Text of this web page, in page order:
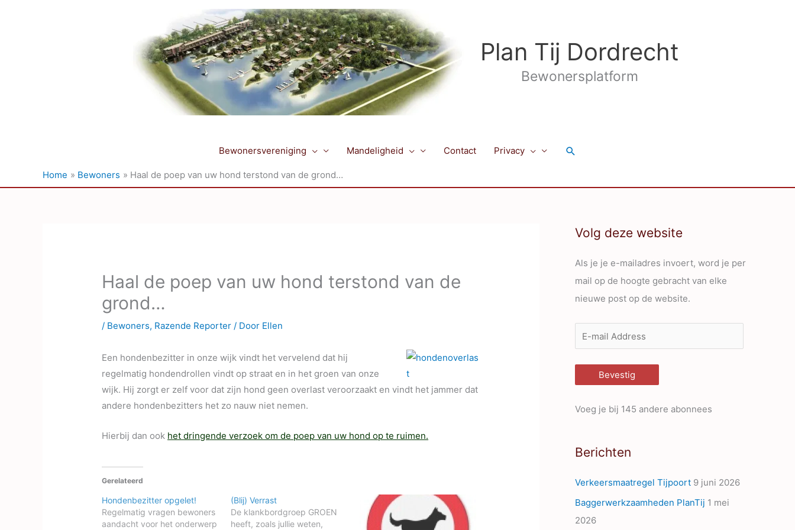
Plan Tij Dordrecht
Bewonersplatform
Bewonersvereniging Mandeligheid Contact Privacy Zoeken
Home Bewoners Haal de poep van uw hond terstond van de grond…
Haal de poep van uw hond terstond van de
grond…
/ Bewoners, Razende Reporter / Door Ellen
Een hondenbezitter in onze wijk vindt het vervelend dat hij
regelmatig hondendrollen vindt op straat en in het groen van onze
wijk. Hij zorgt er zelf voor dat zijn hond geen overlast veroorzaakt en vindt het jammer dat
andere hondenbezitters het zo nauw niet nemen.
Hierbij dan ook het dringende verzoek om de poep van uw hond op te ruimen.
Gerelateerd
Hondenbezitter opgelet!
Regelmatig vragen bewoners
aandacht voor het onderwerp
(Blij) Verrast
De klankbordgroep GROEN
heeft, zoals jullie weten,
Volg deze website
Als je je e-mailadres invoert, word je per
mail op de hoogte gebracht van elke
nieuwe post op de website.
-
m
a
d
e
s
Bevestig
Voeg je bij 145 andere abonnees
Berichten
Verkeersmaatregel Tijpoort 9 juni 2026
Baggerwerkzaamheden PlanTij 1 mei
2026